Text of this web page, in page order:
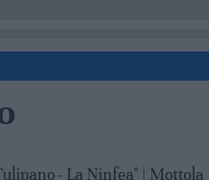
- La Ninfea" | Mottola